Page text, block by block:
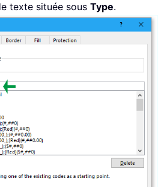
texte située sous Type.